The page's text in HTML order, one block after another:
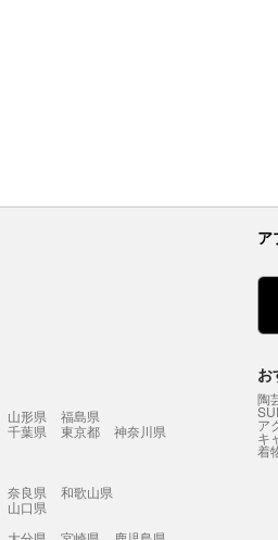
ア
山形県
福島県
千葉県 東京都
神奈川県
奈良県
和歌山県
山口県
お
陶
ア
キ
着